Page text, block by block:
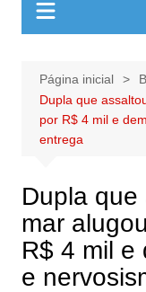
Página inicial
Dupla que
por R$ 4 mil e
entrega
Dupla
mar
R$ 4 mil e
e